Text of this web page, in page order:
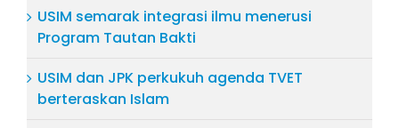
USIM semarak integrasi ilmu menerusi
Program Tautan Bakti
USIM dan JPK perkukuh agenda TVET
berteraskan Islam